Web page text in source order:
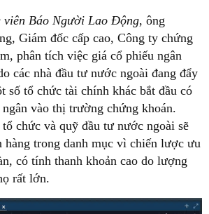
viên Báo Người Lao Động, ông
Giám đốc cấp cao, Công ty chứng
phân tích việc giá cổ phiếu ngân
các nhà đầu tư nước ngoài đang đẩy
số tổ chức tài chính khác bắt đầu có
vào thị trường chứng khoán.
chức và quỹ đầu tư nước ngoài sẽ
hàng trong danh mục vì chiến lược ưu
có tính thanh khoản cao do lượng
rất lớn.